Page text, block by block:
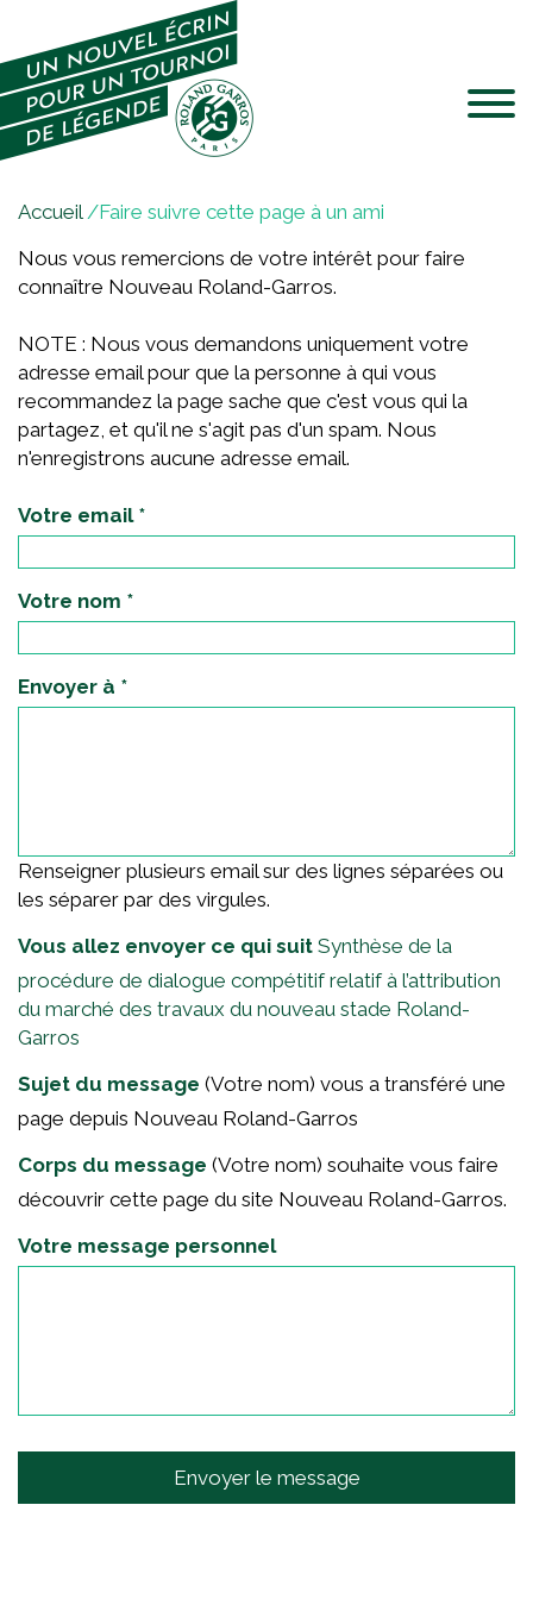
Jump to navigation
V
u
s
t
e
s
i
c
Accueil/Faire suivre cette page à un ami
Nous vous remercions de votre intérêt pour faire
connaître Nouveau Roland-Garros.
NOTE : Nous vous demandons uniquement votre
adresse email pour que la personne à qui vous
recommandez la page sache que c'est vous qui la
partagez, et qu'il ne s'agit pas d'un spam. Nous
n'enregistrons aucune adresse email.
Votre email *
Votre nom *
Envoyer à *
Renseigner plusieurs email sur des lignes séparées ou
les séparer par des virgules.
Vous allez envoyer ce qui suit Synthèse de la
procédure de dialogue compétitif relatif à l’attribution
du marché des travaux du nouveau stade Roland-
Garros
Sujet du message (Votre nom) vous a transféré une
page depuis Nouveau Roland-Garros
Corps du message (Votre nom) souhaite vous faire
découvrir cette page du site Nouveau Roland-Garros.
Votre message personnel
Envoyer le message